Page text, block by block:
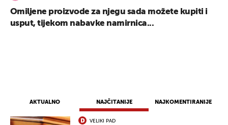
AKTUALNO NAJČITANIJE NAJKOMENTIRANIJE
VELIKI PAD
Omiljene proizvode za njegu sada možete kupiti i
usput, tijekom nabavke namirnica...